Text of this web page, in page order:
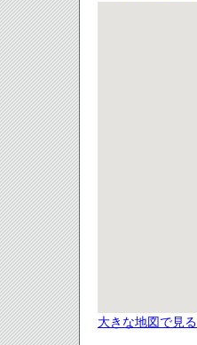
大きな地図で見る